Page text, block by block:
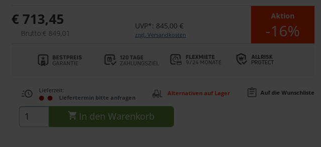
€ 713,45
Brutto:€ 849,01
UVP*: 845,00 €
zzgl. Versandkosten
Aktion
-16%
Lieferzeit:
Liefertermin bitte anfragen
Alternativen auf Lager Auf die Wunschliste
In den Warenkorb